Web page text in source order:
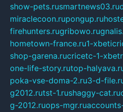
show-pets.rusmartnews03.ru
miraclecoon.rupongup.ru
firehunters.rugribowo.ru
hometown-france.ru1-
shop-garena.rucricetc-1-
one-life-story.rutop-
poka-vse-doma-2.ru3-d-
g2012.rutst-1.rushaggy-cat.ru
g-2012.ruops-mgr.ru